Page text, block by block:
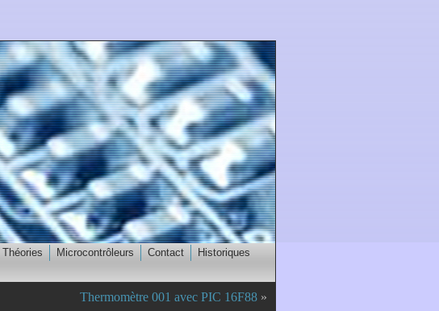
Théories Microcontrôleurs Contact
Historiques
Thermomètre 001 avec PIC 16F88»